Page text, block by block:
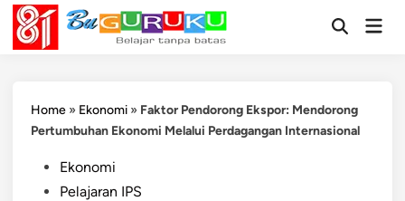
Skip
content
OpenMain
Home » Ekonomi » Faktor Pendorong Ekspor: Mendorong
Pertumbuhan Ekonomi Melalui Perdagangan Internasional
PostedEkonomi
Pelajaran IPS